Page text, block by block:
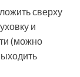
сверху
и
(можно